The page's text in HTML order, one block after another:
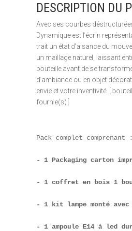
DESCRIPTION DU
Avec ses courbes
Dynamique est l’écrin
trait un état d’aisance du
un maillage naturel, laissant
bouteille avant de se
d’ambiance ou en objet
envie et votre inventivité. [
fournie(s) ]
Pack complet comprenant :
- 1 Packaging carton
- 1 coffret en bois 1
- 1 kit lampe monté
- 1 ampoule E14 à led